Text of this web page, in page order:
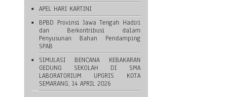
APEL HARI KARTINI
BPBD Provinsi Jawa Tengah Hadiri
dan Berkontribusi dalam
Penyusunan Bahan Pendamping
SPAB
SIMULASI BENCANA KEBAKARAN
GEDUNG SEKOLAH DI SMA
LABORATORIUM UPGRIS KOTA
SEMARANG, 14 APRIL 2026